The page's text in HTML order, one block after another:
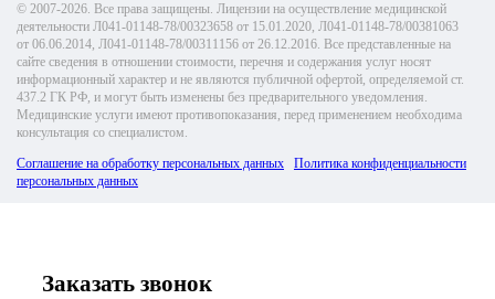
© 2007-2026. Все права защищены. Лицензии на осуществление медицинской
деятельности Л041-01148-78/00323658 от 15.01.2020, Л041-01148-78/00381063
от 06.06.2014, Л041-01148-78/00311156 от 26.12.2016. Все представленные на
сайте сведения в отношении стоимости, перечня и содержания услуг носят
информационный характер и не являются публичной офертой, определяемой ст.
437.2 ГК РФ, и могут быть изменены без предварительного уведомления.
Медицинские услуги имеют противопоказания, перед применением необходима
консультация со специалистом.
Соглашение на обработку персональных данных
Политика конфиденциальности
персональных данных
Заказать звонок